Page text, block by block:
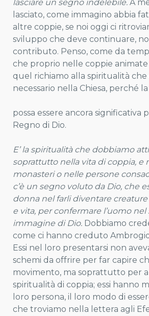
lasciare un segno indelebile. A
lasciato, come immagino abbia
altre coppie, se noi oggi ci
sviluppo che deve continuare,
contributo. Penso, come da
che proprio nelle coppie animate
quel richiamo alla spiritualità che
necessario nella Chiesa, perché la
possa essere ancora significativa
Regno di Dio.
E’ la spiritualità che dobbiamo
soprattutto nella vita di coppia, e
monasteri o nelle persone
c’è un segno voluto da Dio, che
donna nel farli diventare
e vita, per confermare l’uomo nel
immagine di Dio. Dobbiamo
come ci hanno creduto Ambrogio
Essi nel loro presentarsi non
schemi da offrire per far capire
movimento, ma soprattutto per
spiritualità di coppia; essi hanno
loro persona, il loro modo di
che troviamo nella lettera agli